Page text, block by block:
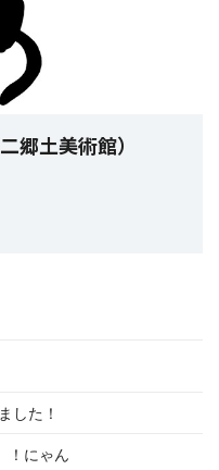
郷土美術館）
した！
！にゃん